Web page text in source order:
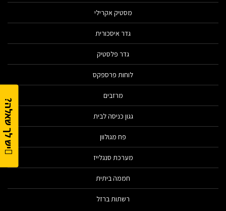
יש לך שאלה?
מסטיק אקרילי
גדר איסכורית
גדר פלסטיק
לוחות פרספקס
מרזבים
גגון כניסה לבית
פח מגולוון
מערכת סנגלייז
חממה ביתית
רשתות ברזל